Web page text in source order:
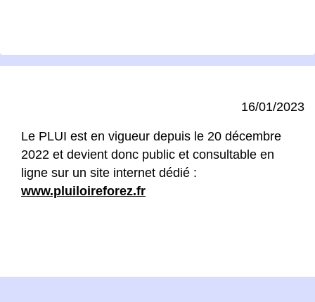
16/01/2023
Le PLUI est en vigueur depuis le 20 décembre
2022 et devient donc public et consultable en
ligne sur un site internet dédié :
www.pluiloireforez.fr